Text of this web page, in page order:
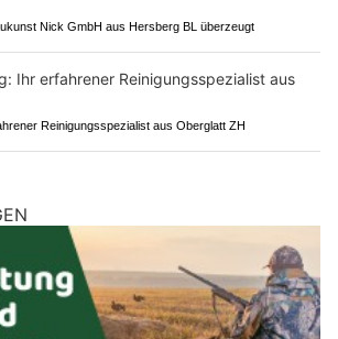
Nick GmbH aus Hersberg BL überzeugt
Reinigungsspezialist aus Oberglatt ZH